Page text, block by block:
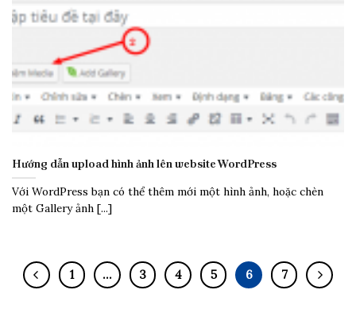
Hướng dẫn upload hình ảnh lên website WordPress
Với WordPress bạn có thể thêm mới một hình ảnh, hoặc chèn
một Gallery ảnh [...]
1 … 3 4 5 6 7